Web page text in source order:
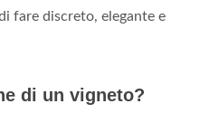
fare discreto, elegante e
di un vigneto?